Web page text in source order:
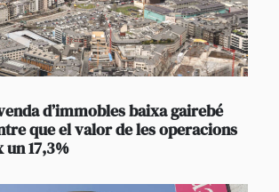
d’immobles baixa gairebé
que el valor de les operacions
17,3%